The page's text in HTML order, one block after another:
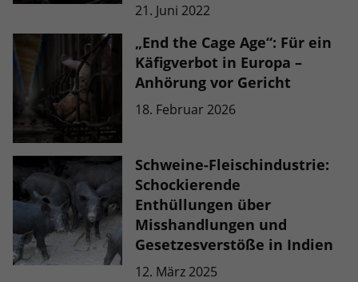
21. Juni 2022
„End the Cage Age“: Für ein
Käfigverbot in Europa –
Anhörung vor Gericht
18. Februar 2026
Schweine-Fleischindustrie:
Schockierende
Enthüllungen über
Misshandlungen und
Gesetzesverstöße in Indien
12. März 2025